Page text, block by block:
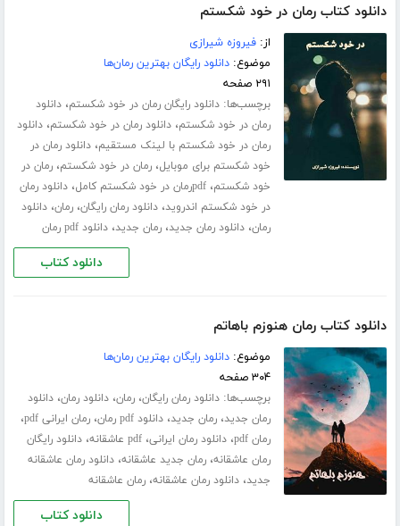
دانلود کتاب رمان در خود شکستم
از:فیروزه شیرازی
موضوع:دانلود رایگان بهترین رمان‌ها
۲۹۱ صفحه
برچسب‌ها:دانلود رایگان رمان در خود شکستم،دانلود
رمان در خود شکستم،دانلود رمان در خود شکستم،دانلود
رمان در خود شکستم با لینک مستقیم،دانلود رمان در
خود شکستم برای موبایل،رمان در خود شکستم،رمان در
خود شکستم،pdfرمان در خود شکستم کامل ،دانلود رمان
در خود شکستم اندروید،دانلود رمان رایگان،رمان،دانلود
رمان،دانلود رمان جدید،رمان جدید،دانلود pdf رمان
دانلود کتاب
دانلود کتاب رمان هنوزم باهاتم
موضوع:دانلود رایگان بهترین رمان‌ها
۳۰۴ صفحه
برچسب‌ها:دانلود رمان رایگان،رمان،دانلود رمان،دانلود
رمان جدید،رمان جدید،دانلود pdf رمان ،رمان ایرانی pdf ،
رمان pdf ،دانلود رمان ایرانی،pdf عاشقانه ،دانلود رایگان
رمان عاشقانه،رمان جدید عاشقانه،دانلود رمان عاشقانه
جدید،دانلود رمان عاشقانه،رمان عاشقانه
دانلود کتاب